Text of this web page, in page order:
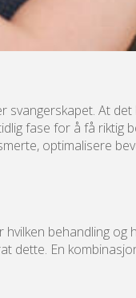
svangerskapet. At
fase for å få riktig
optimalisere
behandling og
dette. En